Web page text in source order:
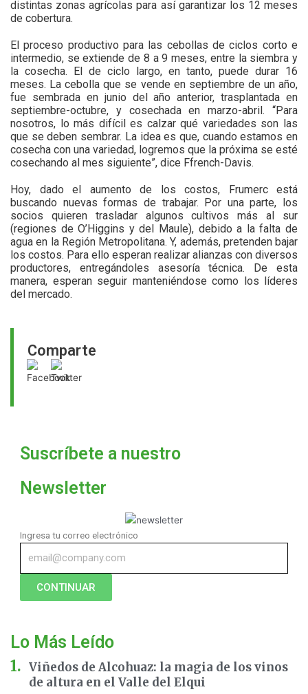
Comparte
distintas zonas agrícolas para así garantizar los 12 meses
de cobertura.
El proceso productivo para las cebollas de ciclos corto e
intermedio, se extiende de 8 a 9 meses, entre la siembra y
la cosecha. El de ciclo largo, en tanto, puede durar 16
meses. La cebolla que se vende en septiembre de un año,
fue sembrada en junio del año anterior, trasplantada en
septiembre-octubre, y cosechada en marzo-abril. “Para
nosotros, lo más difícil es calzar qué variedades son las
que se deben sembrar. La idea es que, cuando estamos en
cosecha con una variedad, logremos que la próxima se esté
cosechando al mes siguiente”, dice Ffrench-Davis.
Hoy, dado el aumento de los costos, Frumerc está
buscando nuevas formas de trabajar. Por una parte, los
socios quieren trasladar algunos cultivos más al sur
(regiones de O’Higgins y del Maule), debido a la falta de
agua en la Región Metropolitana. Y, además, pretenden bajar
los costos. Para ello esperan realizar alianzas con diversos
productores, entregándoles asesoría técnica. De esta
manera, esperan seguir manteniéndose como los líderes
del mercado.
Suscríbete a nuestro
Newsletter
Ingresa tu correo electrónico
CONTINUAR
Lo Más Leído
Viñedos de Alcohuaz: la magia de los vinos
de altura en el Valle del Elqui